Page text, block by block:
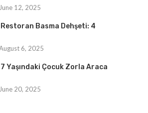
June 12, 2025
Basma Dehşeti: 4
6, 2025
Yaşındaki Çocuk Zorla Araca
June 20, 2025